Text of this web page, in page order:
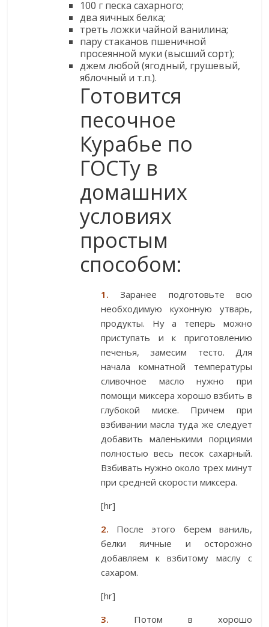
100 г песка сахарного;
два яичных белка;
треть ложки чайной ванилина;
пару стаканов пшеничной
просеянной муки (высший сорт);
джем любой (ягодный, грушевый,
яблочный и т.п.).
Готовится
песочное
Курабье по
ГОСТу в
домашних
условиях
простым
способом:
1. Заранее подготовьте всю
необходимую кухонную утварь,
продукты. Ну а теперь можно
приступать и к приготовлению
печенья, замесим тесто. Для
начала комнатной температуры
сливочное масло нужно при
помощи миксера хорошо взбить в
глубокой миске. Причем при
взбивании масла туда же следует
добавить маленькими порциями
полностью весь песок сахарный.
Взбивать нужно около трех минут
при средней скорости миксера.
[hr]
2. После этого берем ваниль,
белки яичные и осторожно
добавляем к взбитому маслу с
сахаром.
[hr]
3. Потом в хорошо